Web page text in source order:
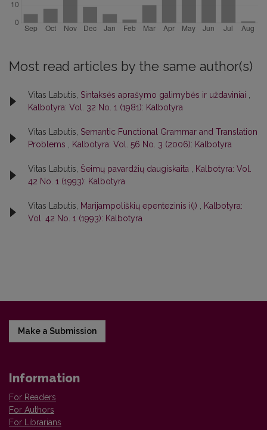
Most read articles by the same author(s)
Vitas Labutis, Sintaksės aprašymo galimybės ir uždaviniai
Kalbotyra: Vol. 32 No. 1 (1981): Kalbotyra
Vitas Labutis, Semantic Functional Grammar and Translation
Problems
Kalbotyra: Vol. 56 No. 3 (2006): Kalbotyra
Vitas Labutis, Šeimų pavardžių daugiskaita
Kalbotyra: Vol.
42 No. 1 (1993): Kalbotyra
Vitas Labutis, Marijampoliškių epentezinis i(į)
Kalbotyra:
Vol. 42 No. 1 (1993): Kalbotyra
Make a Submission
Information
For Readers
For Authors
For Librarians